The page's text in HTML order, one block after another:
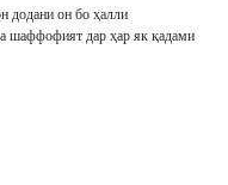
додани он бо ҳалли
шаффофият дар ҳар як қадами